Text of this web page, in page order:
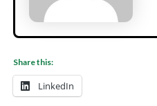
Share this:
LinkedIn